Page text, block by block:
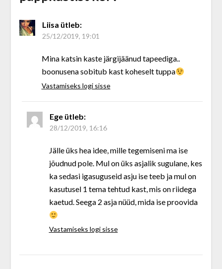
Liisa ütleb:
25/12/2019, 19:01
Mina katsin kaste järgijäänud tapeediga..
boonusena sobitub kast koheselt tuppa
Vastamiseks logi sisse
Ege ütleb:
28/12/2019, 16:16
Jälle üks hea idee, mille tegemiseni ma ise
jõudnud pole. Mul on üks asjalik sugulane, kes
ka sedasi igasuguseid asju ise teeb ja mul on
kasutusel 1 tema tehtud kast, mis on riidega
kaetud. Seega 2 asja nüüd, mida ise proovida
Vastamiseks logi sisse